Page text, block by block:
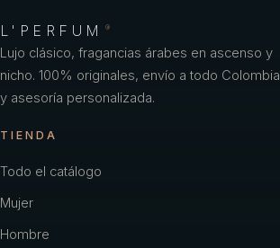
L'PERFUM ®
Lujo clásico, fragancias árabes en ascenso y
nicho. 100% originales, envío a todo Colombia
y asesoría personalizada.
TIENDA
Todo el catálogo
Mujer
Hombre